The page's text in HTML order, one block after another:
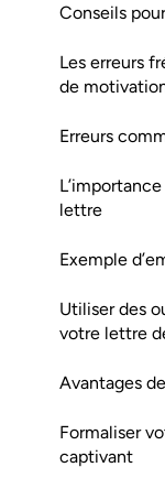
Conseils
Les erreurs
de
Erreurs
lettre
Exemple
Utiliser des
votre lettre
Avantages
Formaliser
captivant